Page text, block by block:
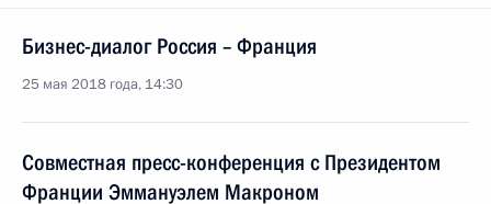
Бизнес-диалог Россия – Франция
25 мая 2018 года, 14:30
Совместная пресс-конференция с Президентом
Франции Эммануэлем Макроном